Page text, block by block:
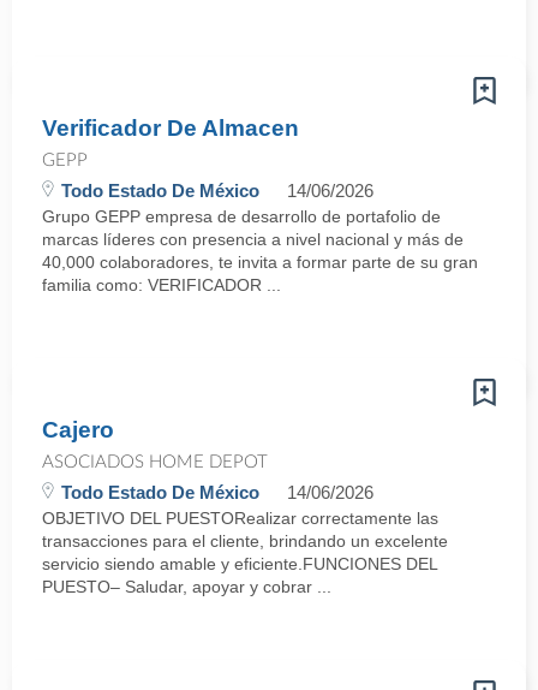
Verificador De Almacen
GEPP
Todo Estado De México 14/06/2026
Grupo GEPP empresa de desarrollo de portafolio de
marcas líderes con presencia a nivel nacional y más de
40,000 colaboradores, te invita a formar parte de su gran
familia como: VERIFICADOR ...
Cajero
ASOCIADOS HOME DEPOT
Todo Estado De México 14/06/2026
OBJETIVO DEL PUESTORealizar correctamente las
transacciones para el cliente, brindando un excelente
servicio siendo amable y eficiente.FUNCIONES DEL
PUESTO– Saludar, apoyar y cobrar ...